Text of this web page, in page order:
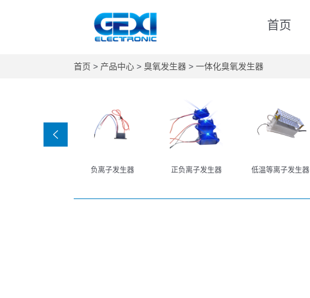
首页
首页 > 产品中心 > 臭氧发生器 > 一体化臭氧发生器
负离子发生器 正负离子发生器 低温等离子发生器